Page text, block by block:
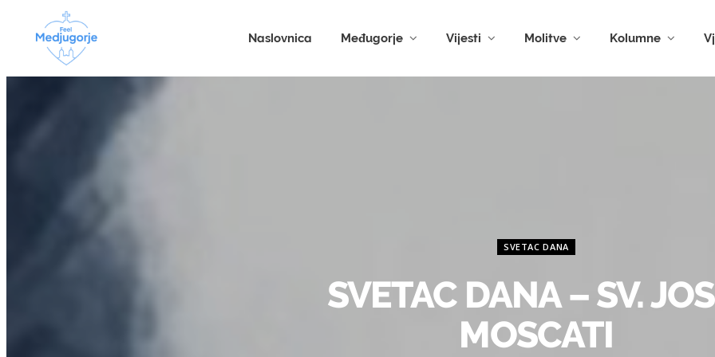
Naslovnica Međugorje Vijesti Molitve Kolumne
SVETAC DANA
SVETAC DANA – SV.
MOSCATI